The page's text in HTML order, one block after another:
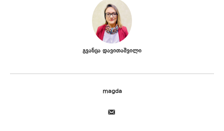
გვანცა დავითაშვილი
magda